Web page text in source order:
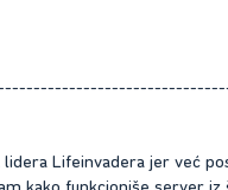
Lifeinvadera jer već